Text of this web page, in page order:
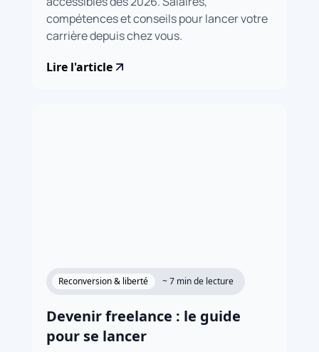
compétences et conseils pour lancer votre
carrière depuis chez vous.
Lire l'article
Reconversion & liberté ~ 7 min de lecture
Devenir freelance : le guide
pour se lancer